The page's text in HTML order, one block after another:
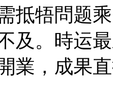
抵牾問题
及。時运
業，成果